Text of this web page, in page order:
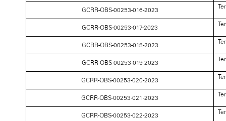
GCRR-OBS-00253-016-2023
GCRR-OBS-00253-017-2023
GCRR-OBS-00253-018-2023
GCRR-OBS-00253-019-2023
GCRR-OBS-00253-020-2023
GCRR-OBS-00253-021-2023
GCRR-OBS-00253-022-2023